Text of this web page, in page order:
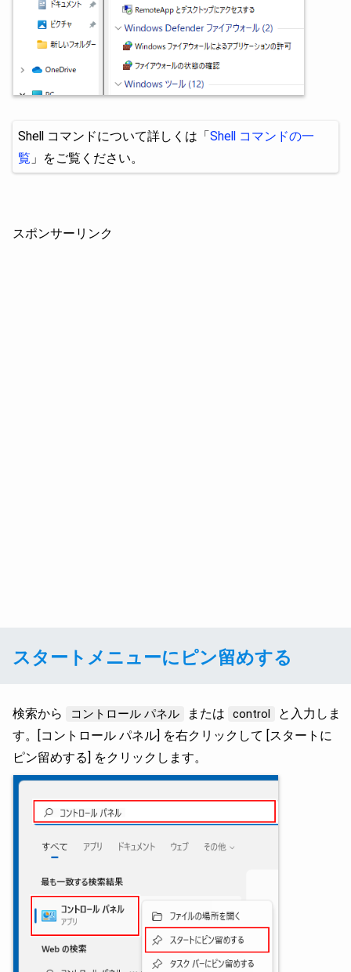
Shell コマンドについて詳しくは「Shell コマンドの一
覧 」をご覧ください。
スポンサーリンク
スタートメニューにピン留めする
検索から コントロール パネル または control
と入力しま
す。[コントロール パネル] を右クリックして [スタートに
ピン留めする] をクリックします。